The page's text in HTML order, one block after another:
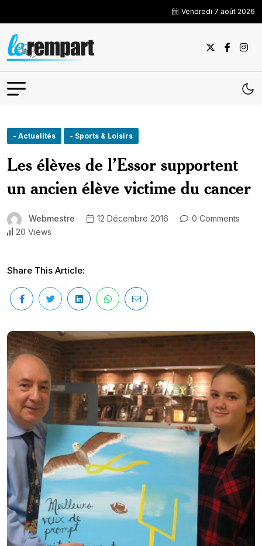
Vendredi 7 août 2026
- Actualités - Sports & Loisirs
Les élèves de l’Essor supportent
un ancien élève victime du cancer
Webmestre 12 Décembre 2016
0 Comments
20 Views
Share This Article: